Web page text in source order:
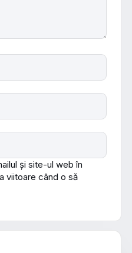
și site-ul web în
viitoare când o să